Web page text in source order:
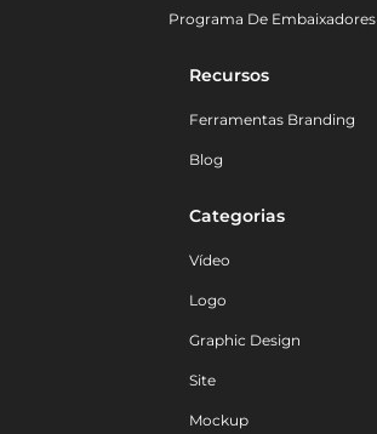
Programa De Embaixadores
Recursos
Ferramentas Branding
Blog
Categorias
Vídeo
Logo
Graphic Design
Site
Mockup